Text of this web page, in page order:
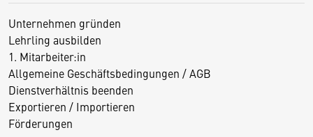
Unternehmen gründen
Lehrling ausbilden
1. Mitarbeiter:in
Allgemeine Geschäftsbedingungen / AGB
Dienstverhältnis beenden
Exportieren / Importieren
Förderungen